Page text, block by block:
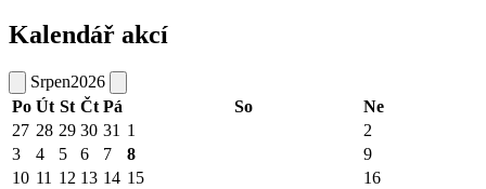
Kalendář akcí
Srpen2026
Po Út St Čt Pá So
Ne
27 28 29 30 31 1
2
3
4 5 6 7 8
9
10 11 12 13 14 15
16